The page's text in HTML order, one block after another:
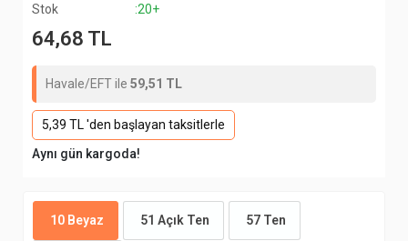
Stok
:20+
64,68 TL
Havale/EFT ile 59,51 TL
5,39 TL 'den başlayan taksitlerle
Aynı gün kargoda!
10 Beyaz 51 Açık Ten 57 Ten